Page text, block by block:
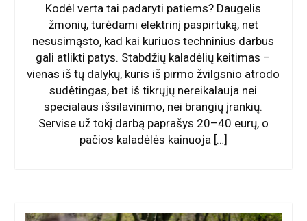
Kodėl verta tai padaryti patiems? Daugelis
žmonių, turėdami elektrinį paspirtuką, net
nesusimąsto, kad kai kuriuos techninius darbus
gali atlikti patys. Stabdžių kaladėlių keitimas –
vienas iš tų dalykų, kuris iš pirmo žvilgsnio atrodo
sudėtingas, bet iš tikrųjų nereikalauja nei
specialaus išsilavinimo, nei brangių įrankių.
Servise už tokį darbą paprašys 20–40 eurų, o
pačios kaladėlės kainuoja […]